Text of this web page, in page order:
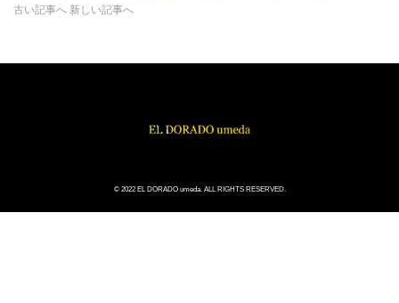
古い記事へ 新しい記事へ
© 2022 EL DORADO umeda. ALL RIGHTS RESERVED.